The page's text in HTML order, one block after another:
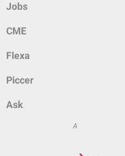
Jobs
CME
Flexa
Piccer
Ask
A